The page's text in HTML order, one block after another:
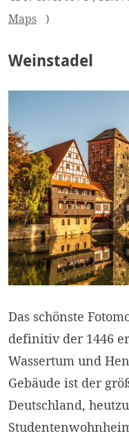
Maps
)
Weinstadel
Das schönste
definitiv der 1446
Wassertum und
Gebäude ist der
Deutschland,